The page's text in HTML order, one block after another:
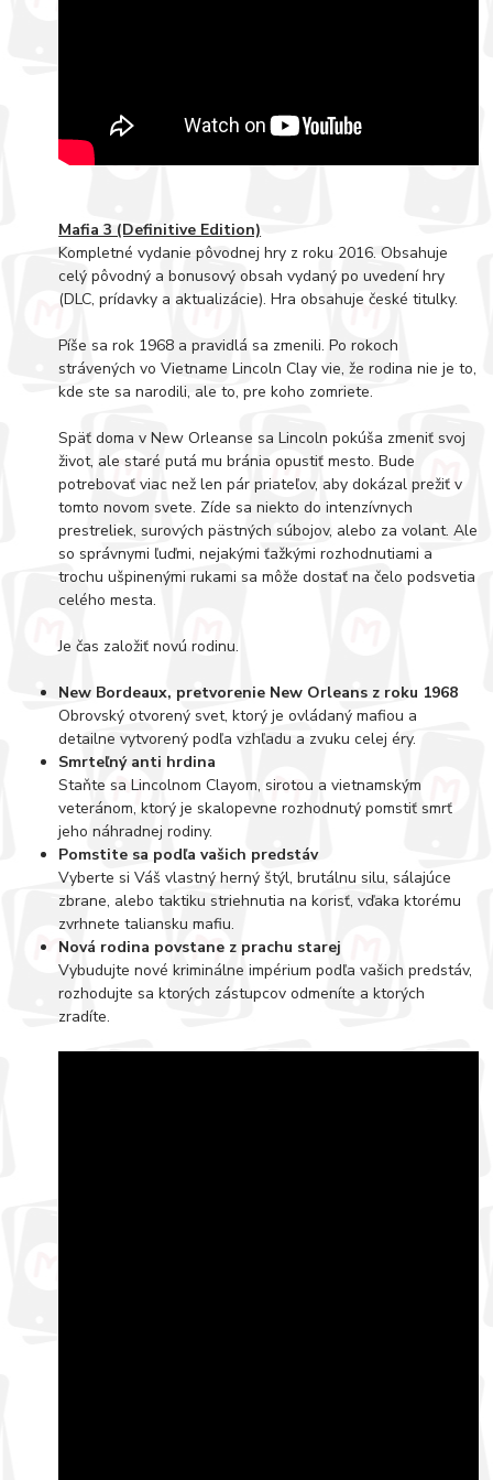
Mafia 3 (Definitive Edition)
Kompletné vydanie pôvodnej hry z roku 2016. Obsahuje
celý pôvodný a bonusový obsah vydaný po uvedení hry
(DLC, prídavky a aktualizácie). Hra obsahuje české titulky.
Píše sa rok 1968 a pravidlá sa zmenili. Po rokoch
strávených vo Vietname Lincoln Clay vie, že rodina nie je to,
kde ste sa narodili, ale to, pre koho zomriete.
Späť doma v New Orleanse sa Lincoln pokúša zmeniť svoj
život, ale staré putá mu bránia opustiť mesto. Bude
potrebovať viac než len pár priateľov, aby dokázal prežiť v
tomto novom svete. Zíde sa niekto do intenzívnych
prestreliek, surových pästných súbojov, alebo za volant. Ale
so správnymi ľuďmi, nejakými ťažkými rozhodnutiami a
trochu ušpinenými rukami sa môže dostať na čelo podsvetia
celého mesta.
Je čas založiť novú rodinu.
New Bordeaux, pretvorenie New Orleans z roku 1968
Obrovský otvorený svet, ktorý je ovládaný mafiou a
detailne vytvorený podľa vzhľadu a zvuku celej éry.
Smrteľný anti hrdina
Staňte sa Lincolnom Clayom, sirotou a vietnamským
veteránom, ktorý je skalopevne rozhodnutý pomstiť smrť
jeho náhradnej rodiny.
Pomstite sa podľa vašich predstáv
Vyberte si Váš vlastný herný štýl, brutálnu silu, sálajúce
zbrane, alebo taktiku striehnutia na korisť, vďaka ktorému
zvrhnete taliansku mafiu.
Nová rodina povstane z prachu starej
Vybudujte nové kriminálne impérium podľa vašich predstáv,
rozhodujte sa ktorých zástupcov odmeníte a ktorých
zradíte.